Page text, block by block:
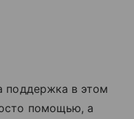
поддержка в этом
помощью, а